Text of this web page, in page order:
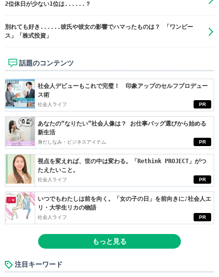
2位休日が少ない1位は......？
別れても好き......彼氏や彼女の影響でハマったものは？ 「ワンピー
ス」「株式投資」
話題のコンテンツ
PR
社会人デビューもこれで完璧！ 印象アップのセルフプロデュー
ス術
社会人ライフ
PR
あなたの“なりたい”社会人像は？ お仕事バッグ選びから始める
新生活
身だしなみ・ビジネスアイテム
PR
視点を変えれば、世の中は変わる。「Rethink PROJECT」がつ
たえたいこと。
社会人ライフ
PR
いつでもわたしは前を向く。「女の子の日」を前向きに♪社会人エ
リ・大学生リカの物語
社会人ライフ
もっと見る
注目キーワード